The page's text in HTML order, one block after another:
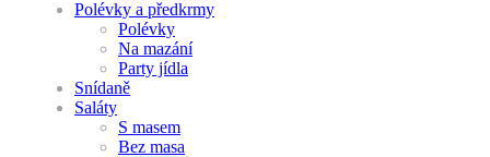
Polévky a předkrmy
Polévky
Na mazání
Party jídla
Snídaně
Saláty
S masem
Bez masa